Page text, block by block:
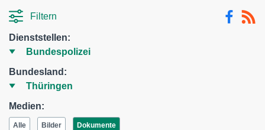
Filtern
Dienststellen:
Bundesland:
Medien:
Alle Bilder Dokumente